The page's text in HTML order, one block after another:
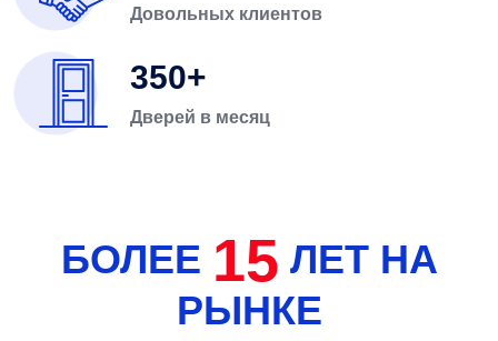
Довольных клиентов
350
Дверей в месяц
БОЛЕЕ 15 ЛЕТ НА
РЫНКЕ